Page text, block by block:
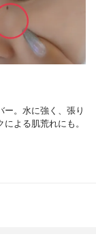
。水に強く、張り
よる肌荒れにも。